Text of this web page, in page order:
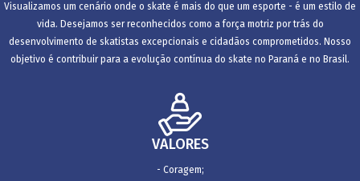
Visualizamos um cenário onde o skate é mais do que um esporte - é um estilo de
vida. Desejamos ser reconhecidos como a força motriz por trás do
desenvolvimento de skatistas excepcionais e cidadãos comprometidos. Nosso
objetivo é contribuir para a evolução contínua do skate no Paraná e no Brasil.
VALORES
- Coragem;